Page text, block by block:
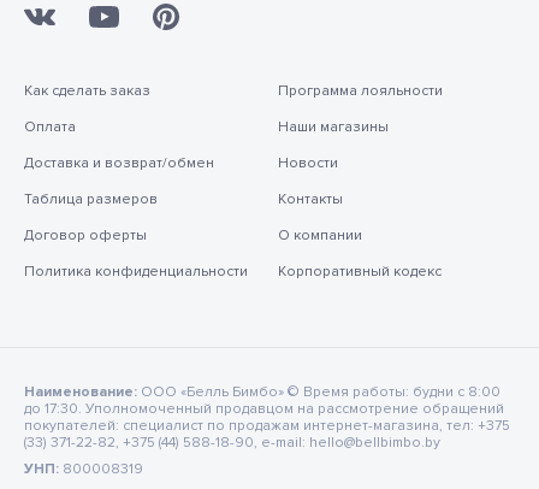
Как сделать заказ
Оплата
Доставка и возврат/обмен
Таблица размеров
Договор оферты
Политика конфиденциальности
Программа лояльности
Наши магазины
Новости
Контакты
О компании
Корпоративный кодекс
Наименование: ООО «Белль Бимбо» © Время работы: будни с 8:00
до 17:30. Уполномоченный продавцом на рассмотрение обращений
покупателей: специалист по продажам интернет-магазина, тел: +375
(33) 371-22-82, +375 (44) 588-18-90, e-mail: hello@bellbimbo.by
УНП: 800008319